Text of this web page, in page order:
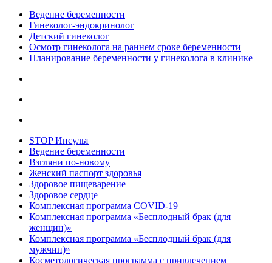
Ведение беременности
Гинеколог-эндокринолог
Детский гинеколог
Осмотр гинеколога на раннем сроке беременности
Планирование беременности у гинеколога в клинике
STOP Инсульт
Ведение беременности
Взгляни по-новому
Женский паспорт здоровья
Здоровое пищеварение
Здоровое сердце
Комплексная программа COVID-19
Комплексная программа «Бесплодный брак (для
женщин)»
Комплексная программа «Бесплодный брак (для
мужчин)»
Косметологическая программа с привлечением